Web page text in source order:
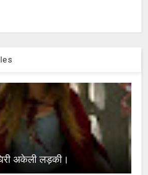
अकेली लड़की।